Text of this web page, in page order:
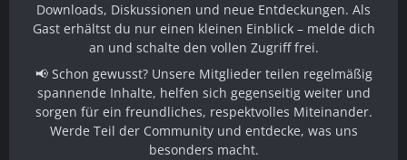
Downloads, Diskussionen und neue Entdeckungen. Als
Gast erhältst du nur einen kleinen Einblick – melde dich
an und schalte den vollen Zugriff frei.
📢 Schon gewusst? Unsere Mitglieder teilen regelmäßig
spannende Inhalte, helfen sich gegenseitig weiter und
sorgen für ein freundliches, respektvolles Miteinander.
Werde Teil der Community und entdecke, was uns
besonders macht.